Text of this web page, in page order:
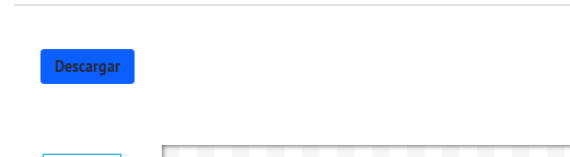
Descargar